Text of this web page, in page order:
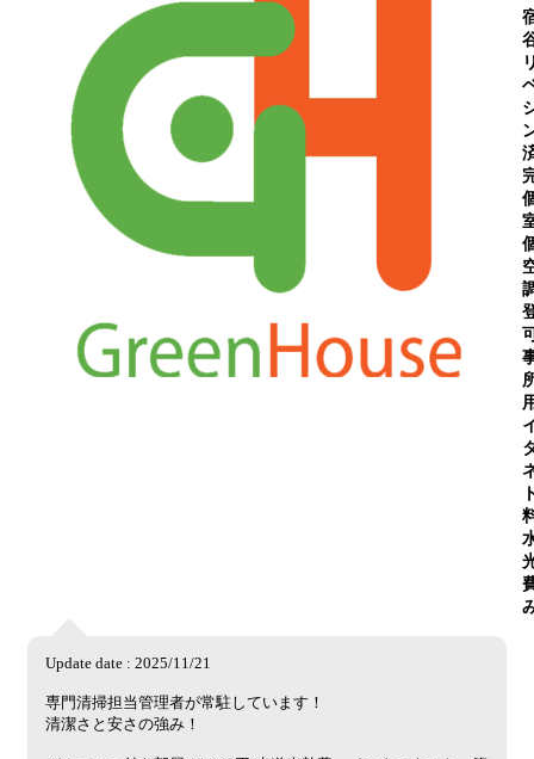
Update date : 2025/11/21
専門清掃担当管理者が常駐しています！
清潔さと安さの強み！